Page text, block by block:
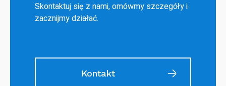
Skontaktuj się z nami, omówmy szczegóły i
zacznijmy działać.
Kontakt